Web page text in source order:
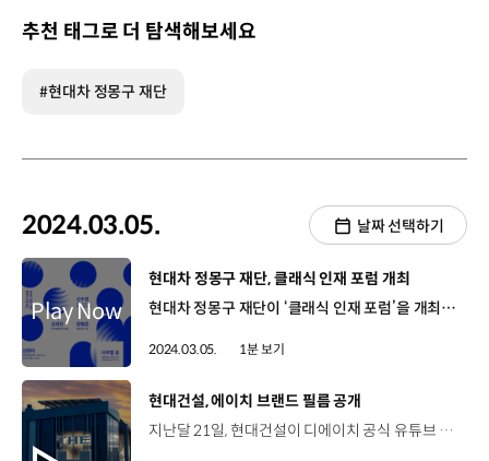
추천 태그로 더 탐색해보세요
#현대차 정몽구 재단
2024.03.05. 날짜 선택하기
[동영상]
현대차 정몽구 재단, 클래식 인재 포럼 개최
현대차 정몽구 재단이 ‘클래식 인재 포럼’을 개최하고 국내 클래식 인재 육성 시스템에 대해 논의하는 자리를 마련했습니다. 지난달 23일 서울 명동 온드림 소사이어티에서 개최된 이번 포럼은 한국의 젊은 음악가들이 세계 무대에서 활약하고 있는 시점에서 국내 클래식 인재들을 위한 지원 시스템을 돌아보고 현황을 점검하기 위해 기획됐는데요. ‘음악 영재 지원의 오늘과 내일’이라는 주제의 토론으로 시작된 포럼은 각 분야 전문가들의 대담에 이어 재단 프로그램에 관해 솔직한 이야기를 들어볼 수 있는 장학생들과의 대화도 이어졌습니다. 현대차 정몽구 재단은 문화예술 인재들을 위한 장학금 제도와 그들을 역량을 강화하기 위한 다양한 프로그램으로 차세대 아티스트를 발굴하고 지원해 오고 있습니다.
2024.03.05. 1분 보기
[동영상]
현대건설, 에이치 브랜드 필름 공개
지난달 21일, 현대건설이 디에이치 공식 유튜브 채널에 'HIGH–END RESIDENCE NEW ERA' 신규 브랜드 영상을 공개했습니다. 이번 영상은 디에이치의 브랜드 콘셉트인 '단 하나의 완벽함'을 주제로 제작되었으며 브랜드 핵심 가치인 ‘고유한 희소성’, ‘독립된 편의성’, ‘예술적 심미성’이 실제로 구현된 5개 단지를 선정하고 각 단지의 특화설계와 커뮤니티 등을 조명했는데요. 영상은 디에이치 단지에서 누릴 수 있는 하이엔드 라이프를 전달하기 위해 실제 입주 단지에서 촬영됐으며 디에이치만의 고품격 주거 공간을 엿볼 수 있어 공개 이틀 만에 165만 회가 넘는 조회수를 기록했습니다. 현대건설은 공간에 대한 본질적 기능과 효과에 집중하며 신개념 주거 트렌드를 선도해 나갈 계획입니다.